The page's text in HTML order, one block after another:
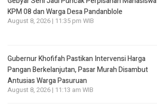
KPM 08 dan Warga Desa Pandanblole
August 8, 2026 | 11:35 pm WIB
Gubernur Khofifah Pastikan Intervensi Harga
Pangan Berkelanjutan, Pasar Murah Disambut
Antusias Warga Pasuruan
August 8, 2026 | 11:13 am WIB